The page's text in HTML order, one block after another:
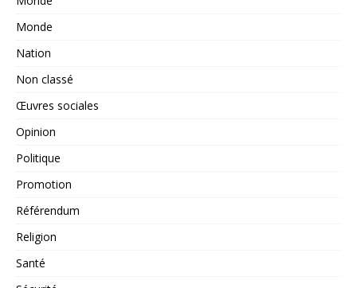
Monde
Nation
Non classé
Œuvres sociales
Opinion
Politique
Promotion
Référendum
Religion
Santé